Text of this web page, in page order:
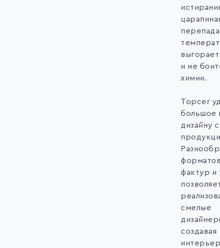
и не
химии.
Topcer
большое
дизайну
фактур и
смелые
создавая